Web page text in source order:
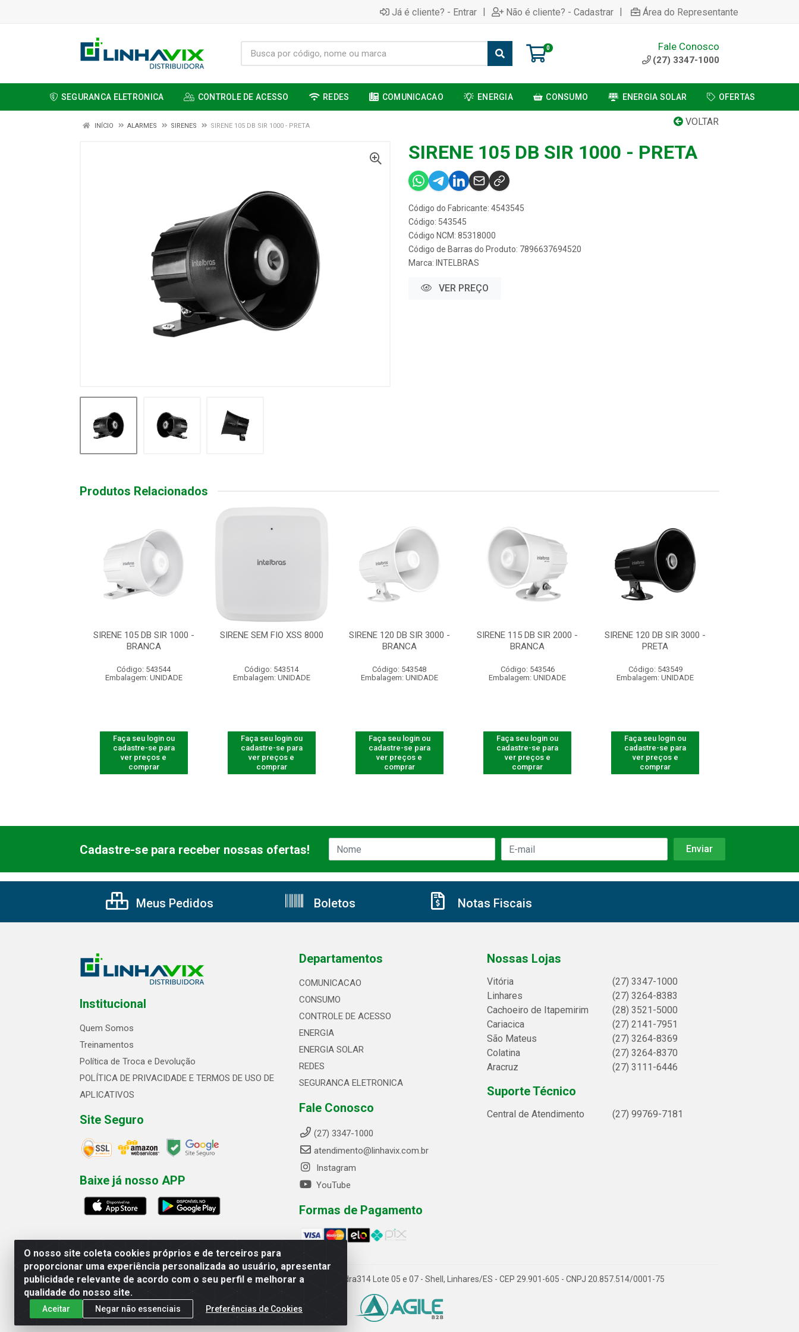
Já é cliente? - Entrar | Não é cliente? - Cadastrar | Área do Representante
0 Fale Conosco
(27) 3347-1000
SEGURANCA ELETRONICA CONTROLE DE ACESSO REDES COMUNICACAO ENERGIA CONSUMO ENERGIA SOLAR OFERTAS
VOLTAR
INÍCIO ALARMES SIRENES SIRENE 105 DB SIR 1000 - PRETA
SIRENE 105 DB SIR 1000 - PRETA
Código do Fabricante: 4543545
Código: 543545
Código NCM: 85318000
Código de Barras do Produto: 7896637694520
Marca: INTELBRAS
VER PREÇO
Produtos Relacionados
SIRENE 105 DB SIR 1000 -
BRANCA
Código: 543544
Embalagem: UNIDADE
Faça seu login ou
cadastre-se para
ver preços e
comprar
SIRENE SEM FIO XSS 8000
Código: 543514
Embalagem: UNIDADE
Faça seu login ou
cadastre-se para
ver preços e
comprar
SIRENE 120 DB SIR 3000 -
BRANCA
Código: 543548
Embalagem: UNIDADE
Faça seu login ou
cadastre-se para
ver preços e
comprar
SIRENE 115 DB SIR 2000 -
BRANCA
Código: 543546
Embalagem: UNIDADE
Faça seu login ou
cadastre-se para
ver preços e
comprar
SIRENE 120 DB SIR 3000 -
PRETA
Código: 543549
Embalagem: UNIDADE
Faça seu login ou
cadastre-se para
ver preços e
comprar
O nosso site coleta cookies próprios e de terceiros para
proporcionar uma experiência personalizada ao usuário, apresentar
publicidade relevante de acordo com o seu perfil e melhorar a
qualidade do nosso site.
Aceitar Negar não essenciais Preferências de Cookies
Cadastre-se para receber nossas ofertas!
Meus Pedidos Boletos Notas Fiscais
Institucional
Quem Somos
Treinamentos
Política de Troca e Devolução
POLÍTICA DE PRIVACIDADE E TERMOS DE USO DE
APLICATIVOS
Site Seguro
Baixe já nosso APP
Departamentos
COMUNICACAO
CONSUMO
CONTROLE DE ACESSO
ENERGIA
ENERGIA SOLAR
REDES
SEGURANCA ELETRONICA
Fale Conosco
(27) 3347-1000
atendimento@linhavix.com.br
Instagram
YouTube
Formas de Pagamento
Nossas Lojas
Vitória
(27) 3347-1000
Linhares
(27) 3264-8383
Cachoeiro de Itapemirim
(28) 3521-5000
Cariacica
(27) 2141-7951
São Mateus
(27) 3264-8369
Colatina
(27) 3264-8370
Aracruz
(27) 3111-6446
Suporte Técnico
Central de Atendimento (27) 99769-7181
Linhavix Distribuidora LTDA - Avenida Alegre, 2521 - Quadra314 Lote 05 e 07 - Shell, Linhares/ES - CEP 29.901-605 - CNPJ 20.857.514/0001-75